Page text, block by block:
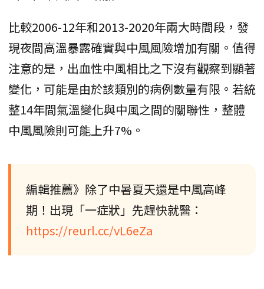
比較2006-12年和2013-2020年兩大時間段，發
現夜間高溫暴露確實與中風風險增加有關。值得
注意的是，出血性中風相比之下沒有觀察到顯著
變化，可能是由於該類別的病例數量有限。若統
整14年間氣溫變化與中風之間的關聯性，整體
中風風險則可能上升7%。
編輯推薦》除了中暑夏天還是中風高峰
期！出現「一症狀」先趕快就醫：
https://reurl.cc/vL6eZa